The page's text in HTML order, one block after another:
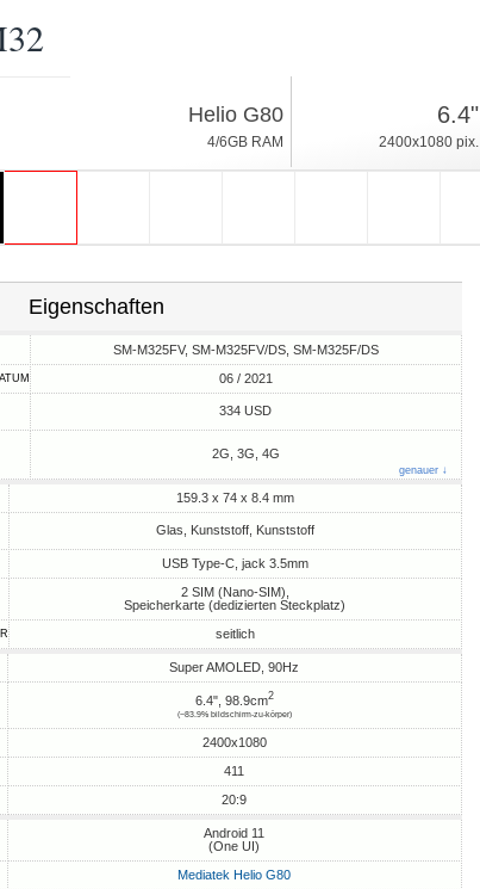
Android 11, One UIHelio G80
4/6GB RAM
6.4"
2400x1080 pix.
Eigenschaften
SM-M325FV, SM-M325FV/DS, SM-M325F/DS
06 / 2021
334 USD
2G, 3G, 4G
genauer ↓
159.3 x 74 x 8.4 mm
Glas, Kunststoff, Kunststoff
USB Type-C, jack 3.5mm
2 SIM (Nano-SIM),
Speicherkarte (dedizierten Steckplatz)
seitlich
Super AMOLED, 90Hz
6.4", 98.9cm2
(~83.9% bildschirm-zu-körper)
2400x1080
411
20:9
Android 11
(One UI)
Mediatek Helio G80